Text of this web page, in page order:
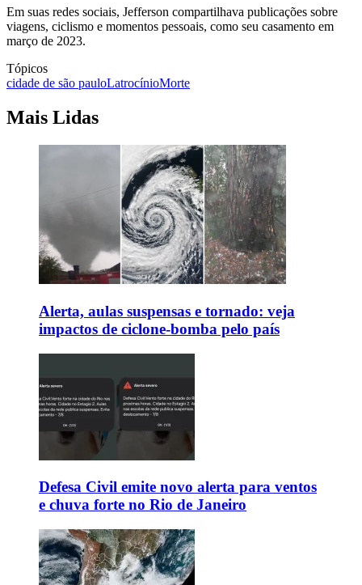
Em suas redes sociais, Jefferson compartilhava publicações sobre
viagens, ciclismo e momentos pessoais, como seu casamento em
março de 2023.
Tópicos
cidade de são pauloLatrocínioMorte
Mais Lidas
Alerta, aulas suspensas e tornado: veja
impactos de ciclone-bomba pelo país
Defesa Civil emite novo alerta para ventos
e chuva forte no Rio de Janeiro